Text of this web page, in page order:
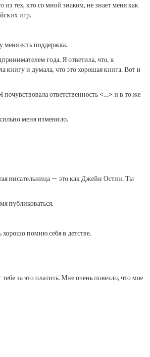
тех, кто со мной знаком, не знает меня как
игр.
меня есть поддержка.
года. Я ответила, что, к
книгу и думала, что это хорошая книга. Вот и
ответственность <…> и в то же
меня изменило.
писательница — это как Джейн Остин. Ты
публиковаться.
хорошо помню себя в детстве.
за это платить. Мне очень повезло, что мое